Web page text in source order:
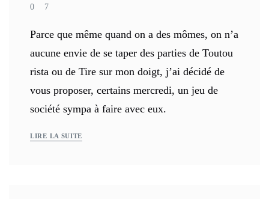
0 7
Parce que même quand on a des mômes, on n’a
aucune envie de se taper des parties de Toutou
rista ou de Tire sur mon doigt, j’ai décidé de
vous proposer, certains mercredi, un jeu de
société sympa à faire avec eux.
LIRE LA SUITE